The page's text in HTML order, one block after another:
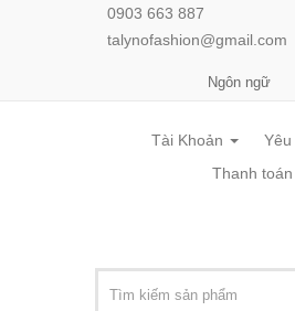
0903 663 887
talynofashion@gmail.com
Ngôn ngữ
Tài Khoản
Thanh toán